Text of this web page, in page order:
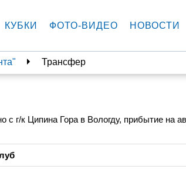
КУБКИ ФОТО-ВИДЕО НОВОСТИ
Трансфер
г/к Ципина Гора в Вологду, прибытие на